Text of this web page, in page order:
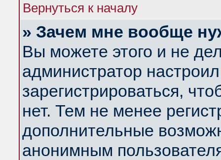
Вернуться к началу
» Зачем мне вообще
Вы можете этого и не
администратор
зарегистрироваться,
нет. Тем не менее
дополнительные
анонимным